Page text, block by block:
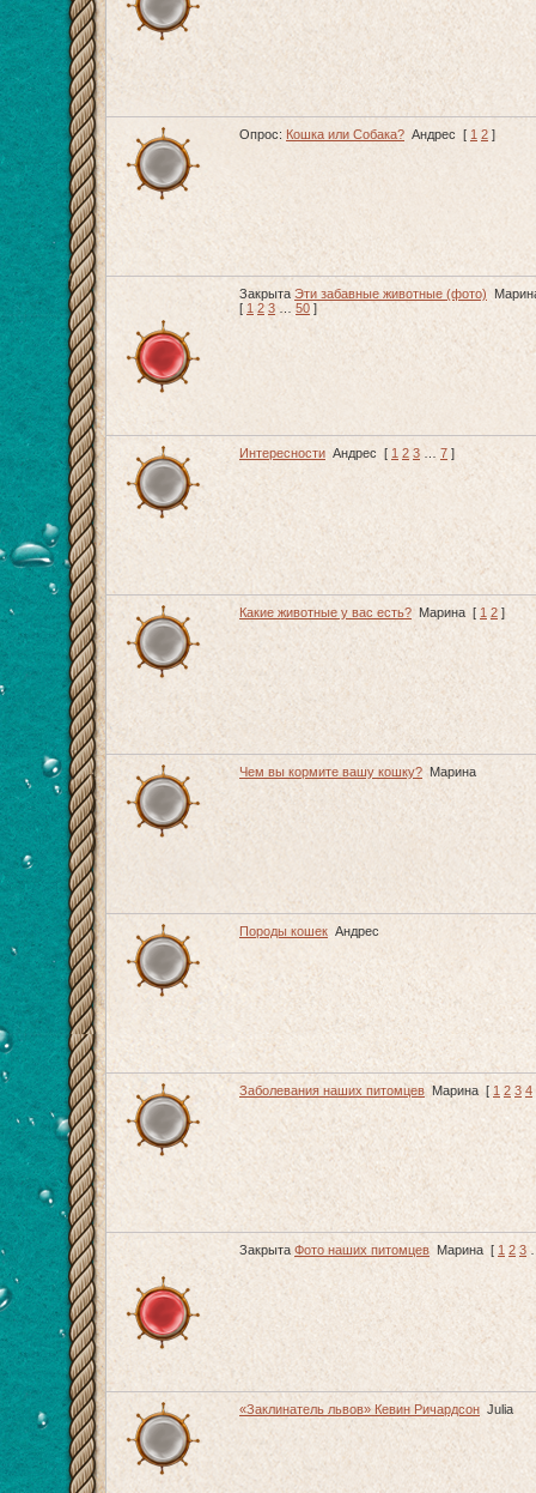
Опрос: Кошка или Собака? Андрес [ 1 2 ]
Закрыта Эти забавные животные (фото)
[ 1 2 3 50 ]
Интересности Андрес [ 1 2 3 7 ]
Какие животные у вас есть? Марина [ 1 2 ]
Чем вы кормите вашу кошку? Марина
Породы кошек Андрес
Заболевания наших питомцев Марина [ 1 2 3 4
Закрыта Фото наших питомцев Марина [ 1 2 3
«Заклинатель львов» Кевин Ричардсон Julia